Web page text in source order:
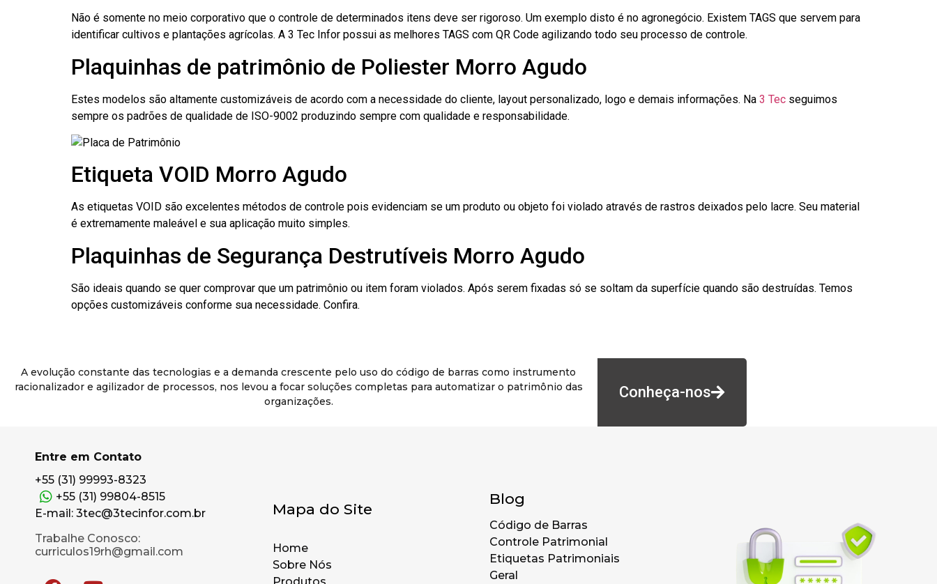
Não é somente no meio corporativo que o controle de determinados itens deve ser rigoroso. Um exemplo disto é no agronegócio. Existem TAGS que servem para
identificar cultivos e plantações agrícolas. A 3 Tec Infor possui as melhores TAGS com QR Code agilizando todo seu processo de controle.
Plaquinhas de patrimônio de Poliester Morro Agudo
Estes modelos são altamente customizáveis de acordo com a necessidade do cliente, layout personalizado, logo e demais informações. Na 3 Tec seguimos
sempre os padrões de qualidade de ISO-9002 produzindo sempre com qualidade e responsabilidade.
Etiqueta VOID Morro Agudo
As etiquetas VOID são excelentes métodos de controle pois evidenciam se um produto ou objeto foi violado através de rastros deixados pelo lacre. Seu material
é extremamente maleável e sua aplicação muito simples.
Plaquinhas de Segurança Destrutíveis Morro Agudo
São ideais quando se quer comprovar que um patrimônio ou item foram violados. Após serem fixadas só se soltam da superfície quando são destruídas. Temos
opções customizáveis conforme sua necessidade. Confira.
A evolução constante das tecnologias e a demanda crescente pelo uso do código de barras como instrumento
racionalizador e agilizador de processos, nos levou a focar soluções completas para automatizar o patrimônio das
organizações.
Conheça-nos
Entre em Contato
+55 (31) 99993-8323
+55 (31) 99804-8515
E-mail: 3tec@3tecinfor.com.br
Trabalhe Conosco:
curriculos19rh@gmail.com
Mapa do Site
Home
Sobre Nós
Blog
Código de Barras
Controle Patrimonial
Etiquetas Patrimoniais
Geral